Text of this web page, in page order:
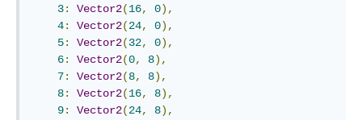
3: Vector2(16, 0),
4: Vector2(24, 0),
5: Vector2(32, 0),
6: Vector2(0, 8),
7: Vector2(8, 8),
8: Vector2(16, 8),
9: Vector2(24, 8),